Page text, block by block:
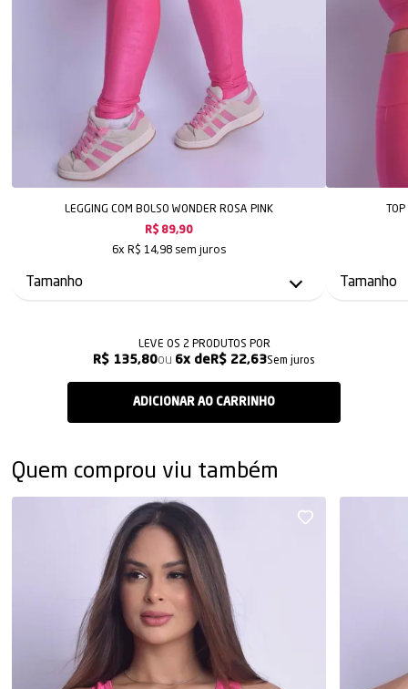
LEGGING COM BOLSO WONDER ROSA PINK
R$ 89,90
6x R$ 14,98 sem juros
LEVE OS 2 PRODUTOS
R$ 135,80 6x R$ 22,63Sem juros
Quem comprou viu também